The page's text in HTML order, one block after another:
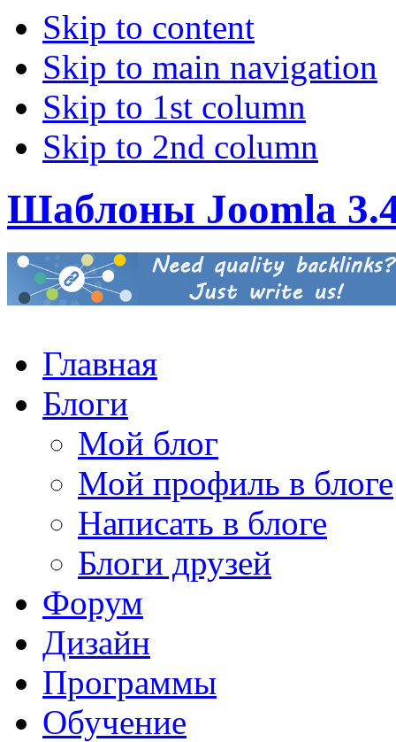
Skip to content
Skip to main navigation
Skip to 1st column
Skip to 2nd column
Шаблоны Joomla
Главная
Блоги
Мой блог
Мой профиль в блоге
Написать в блоге
Блоги друзей
Форум
Дизайн
Программы
Обучение